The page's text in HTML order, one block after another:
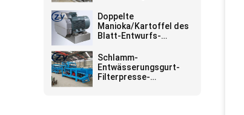
Stärke-Fabrik
Doppelte
Manioka/Kartoffel des
Blatt-Entwurfs-
zerquetscht
Schlamm-
Entwässerungsgurt-
Filterpresse-